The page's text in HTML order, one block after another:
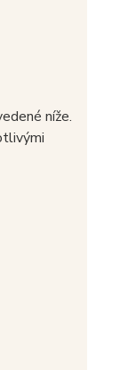
níže.